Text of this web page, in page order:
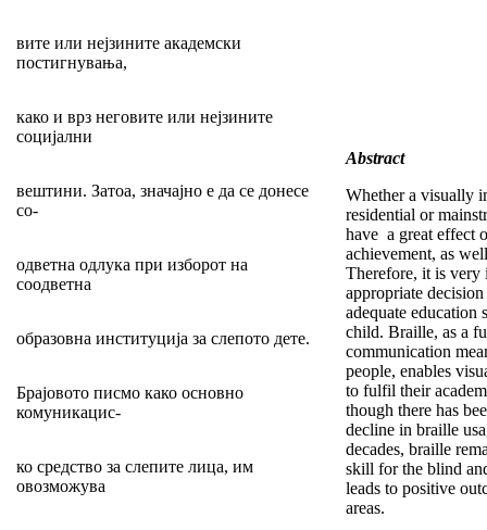
вите или нејзините академски
постигнувања,
како и врз неговите или нејзините
социјални
вештини. Затоа, значајно е да се донесе
со-
одветна одлука при изборот на
соодветна
образовна институција за слепото дете.
Брајовото писмо како основно
комуникацис-
ко средство за слепите лица, им
овозможува
Abstract
Whether a visually
residential or
have a great effect
achievement, as
Therefore, it is very
appropriate
adequate education
child. Braille, as a
communication
people, enables
to fulfil their
though there has
decline in braille
decades, braille
skill for the blind
leads to positive
areas.